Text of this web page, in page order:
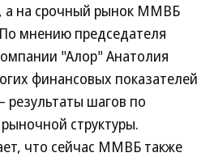
а на срочный рынок ММВБ
мнению председателя
"Алор" Анатолия
финансовых показателей
шагов по
структуры.
что сейчас ММВБ также